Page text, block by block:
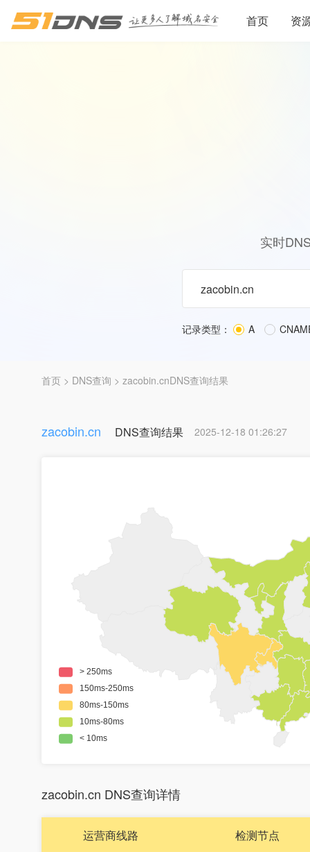
首页 资
实时
记录类型： A
首页 > DNS查询 > zacobin.cnDNS查询结果
zacobin.cn DNS查询结果 2025-12-18 01:26:27
zacobin.cn DNS查询详情
运营商线路 检测节点